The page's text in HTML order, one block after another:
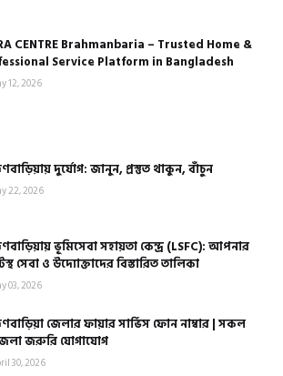
CENTRE Brahmanbaria – Trusted Home &
Service Platform in Bangladesh
12, 2026
দুর্যোগ: জানুন, প্রস্তুত থাকুন, বাঁচুন
22, 2026
ভূমিসেবা সহায়তা কেন্দ্র (LSFC): আপনার
সেবা ও উদ্যোক্তাদের বিস্তারিত তালিকা
03, 2026
জেলার ফায়ার সার্ভিস ফোন নাম্বার | সকল
জরুরি যোগাযোগ
30, 2026